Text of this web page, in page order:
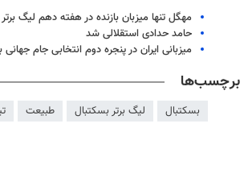
مهگل تنها میزبان بازنده در هفته دهم لیگ
حامد حدادی استقلالی شد
میزبانی ایران در پنجره دوم انتخابی جام
برچسب‌ها
بسکتبال لیگ برتر بسکتبال طبیعت